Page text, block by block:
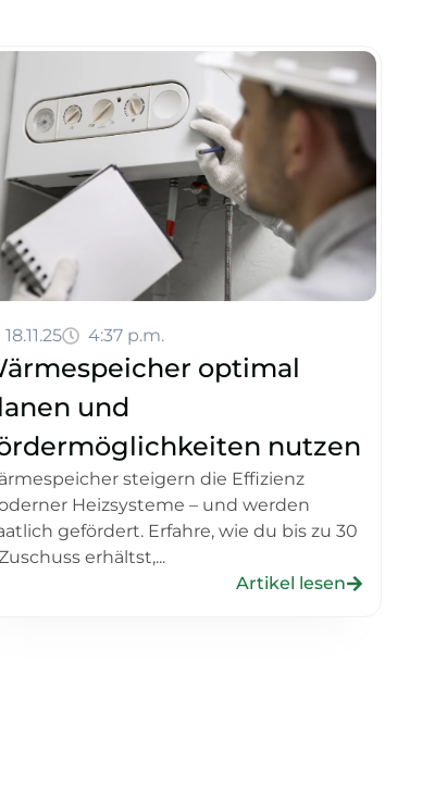
18.11.25 4:37 p.m.
optimal
und
nutzen
steigern die Effizienz
Heizsysteme – und werden
gefördert. Erfahre, wie du bis zu 30
erhältst,...
Artikel lesen